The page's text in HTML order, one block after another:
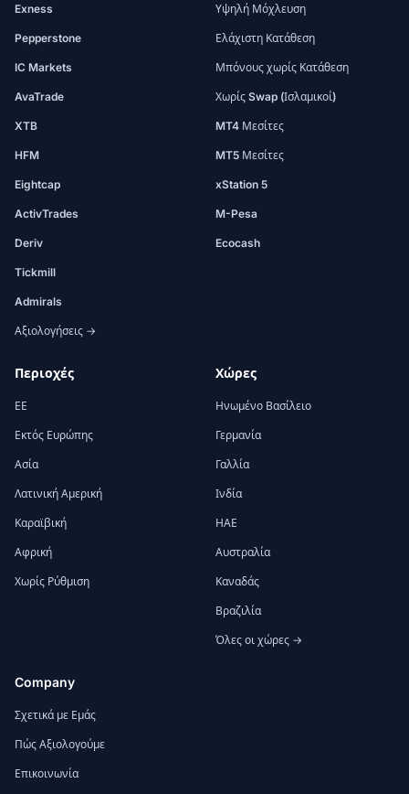
Exness
Pepperstone
IC Markets
AvaTrade
XTB
HFM
Eightcap
ActivTrades
Deriv
Tickmill
Admirals
Αξιολογήσεις →
Υψηλή Μόχλευση
Ελάχιστη Κατάθεση
Μπόνους χωρίς Κατάθεση
Χωρίς Swap (Ισλαμικοί)
MT4 Μεσίτες
MT5 Μεσίτες
xStation 5
M-Pesa
Ecocash
Περιοχές
ΕΕ
Εκτός Ευρώπης
Ασία
Λατινική Αμερική
Καραϊβική
Αφρική
Χωρίς Ρύθμιση
Χώρες
Ηνωμένο Βασίλειο
Γερμανία
Γαλλία
Ινδία
ΗΑΕ
Αυστραλία
Καναδάς
Βραζιλία
Όλες οι χώρες →
Company
Σχετικά με Εμάς
Πώς Αξιολογούμε
Επικοινωνία